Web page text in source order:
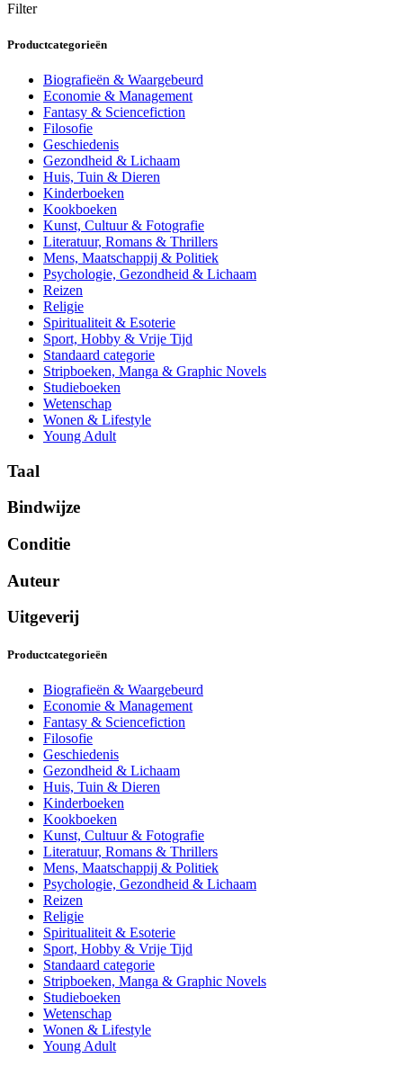
Filter
Productcategorieën
Biografieën & Waargebeurd
Economie & Management
Fantasy & Sciencefiction
Filosofie
Geschiedenis
Gezondheid & Lichaam
Huis, Tuin & Dieren
Kinderboeken
Kookboeken
Kunst, Cultuur & Fotografie
Literatuur, Romans & Thrillers
Mens, Maatschappij & Politiek
Psychologie, Gezondheid & Lichaam
Reizen
Religie
Spiritualiteit & Esoterie
Sport, Hobby & Vrije Tijd
Standaard categorie
Stripboeken, Manga & Graphic Novels
Studieboeken
Wetenschap
Wonen & Lifestyle
Young Adult
Taal
Bindwijze
Conditie
Auteur
Uitgeverij
Productcategorieën
Biografieën & Waargebeurd
Economie & Management
Fantasy & Sciencefiction
Filosofie
Geschiedenis
Gezondheid & Lichaam
Huis, Tuin & Dieren
Kinderboeken
Kookboeken
Kunst, Cultuur & Fotografie
Literatuur, Romans & Thrillers
Mens, Maatschappij & Politiek
Psychologie, Gezondheid & Lichaam
Reizen
Religie
Spiritualiteit & Esoterie
Sport, Hobby & Vrije Tijd
Standaard categorie
Stripboeken, Manga & Graphic Novels
Studieboeken
Wetenschap
Wonen & Lifestyle
Young Adult